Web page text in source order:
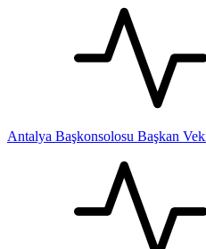
Antalya Başkonsolosu Başkan